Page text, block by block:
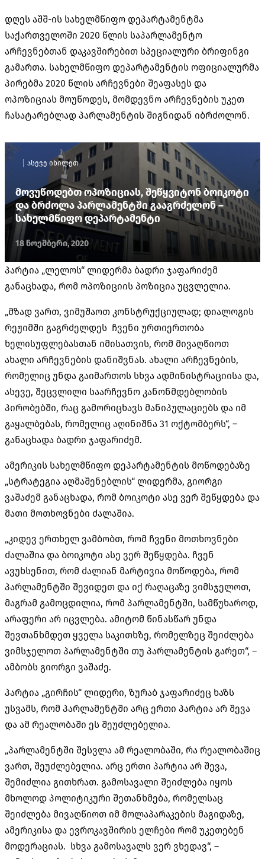
დღეს აშშ-ის სახელმწიფო დეპარტამენტმა
საქართველოში 2020 წლის საპარლამენტო
არჩევნებთან დაკავშირებით სპეციალური ბრიფინგი
გამართა. სახელმწიფო დეპარტამენტის ოფიციალურმა
პირებმა 2020 წლის არჩევნები შეაფასეს და
ოპოზიციას მოუწოდეს, მომდევნო არჩევნების უკეთ
ჩასატარებლად პარლამენტის შიგნიდან იბრძოლონ.
ასევე იხილეთ
მოვუწოდებთ ოპოზიციას, შეწყვიტონ ბოიკოტი
და ბრძოლა პარლამენტში გააგრძელონ –
სახელმწიფო დეპარტამენტი
18 ნოემბერი, 2020
პარტია „ლელოს“ ლიდერმა ბადრი ჯაფარიძემ
განაცხადა, რომ ოპოზიციის პოზიცია უცვლელია.
„მზად ვართ, ვიმუშაოთ კონსტრუქციულად; დიალოგის
რეჟიმში გაგრძელდეს ჩვენი ურთიერთობა
ხელისუფლებასთან იმისათვის, რომ მივაღწიოთ
ახალი არჩევნების დანიშვნას. ახალი არჩევნების,
რომელიც უნდა გაიმართოს სხვა ადმინისტრაციისა და,
ასევე, შეცვლილი საარჩევნო კანონმდებლობის
პირობებში, რაც გამორიცხავს მანიპულაციებს და იმ
გაყალბებას, რომელიც აღინიშნა 31 ოქტომბერს“, –
განაცხადა ბადრი ჯაფარიძემ.
ამერიკის სახელმწიფო დეპარტამენტის მოწოდებაზე
„სტრატეგია აღმაშენებლის“ ლიდერმა, გიორგი
ვაშაძემ განაცხადა, რომ ბოიკოტი ასე ვერ შეწყდება და
მათი მოთხოვნები ძალაშია.
„კიდევ ერთხელ ვამბობთ, რომ ჩვენი მოთხოვნები
ძალაშია და ბოიკოტი ასე ვერ შეწყდება. ჩვენ
ავუხსენით, რომ ძალიან მარტივია მოწოდება, რომ
პარლამენტში შევიდეთ და იქ რაღაცაზე ვიმსჯელოთ,
მაგრამ გამოცდილია, რომ პარლამენტში, სამწუხაროდ,
არაფერი არ იცვლება. ამიტომ წინასწარ უნდა
შევთანხმდეთ ყველა საკითხზე, რომელზეც შეიძლება
ვიმსჯელოთ პარლამენტში თუ პარლამენტის გარეთ“, –
ამბობს გიორგი ვაშაძე.
პარტია „გირჩის“ ლიდერი, ზურაბ ჯაფარიძეც ხაზს
უსვამს, რომ პარლამენტში არც ერთი პარტია არ შევა
და ამ რეალობაში ეს შეუძლებელია.
„პარლამენტში შესვლა ამ რეალობაში, რა რეალობაშიც
ვართ, შეუძლებელია. არც ერთი პარტია არ შევა,
შემიძლია გითხრათ. გამოსავალი შეიძლება იყოს
მხოლოდ პოლიტიკური შეთანხმება, რომელსაც
შეიძლება მივაღწიოთ იმ მოლაპარაკების მაგიდაზე,
ამერიკისა და ევროკავშირის ელჩები რომ უკეთებენ
მოდერაციას. სხვა გამოსავალს ვერ ვხედავ“, –